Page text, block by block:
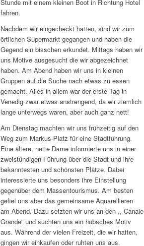
Stunde mit einem kleinen Boot in Richtung Hotel
fahren.
Nachdem wir eingecheckt hatten, sind wir zum
örtlichen Supermarkt gegangen und haben die
Gegend ein bisschen erkundet. Mittags haben wir
uns Motive ausgesucht die wir abgezeichnet
haben. Am Abend haben wir uns in kleinen
Gruppen auf die Suche nach etwas zu essen
gemacht. Alles in allem war der erste Tag in
Venedig zwar etwas anstrengend, da wir ziemlich
lange unterwegs waren, aber auch ganz nett!
Am Dienstag machten wir uns frühzeitig auf den
Weg zum Markus-Platz für eine Stadtführung.
Eine ältere, nette Dame informierte uns in einer
zweistündigen Führung über die Stadt und ihre
bekanntesten und schönsten Plätze. Dabei
interessierte uns besonders ihre Einstellung
gegenüber dem Massentourismus. Am besten
gefiel uns aber das gemeinsame Aquarellieren
am Abend. Dazu setzten wir uns an den ,, Canale
Grande“ und suchten uns ein hübsches Motiv
aus. Während der vielen Freizeit, die wir hatten,
gingen wir einkaufen oder ruhten uns aus.